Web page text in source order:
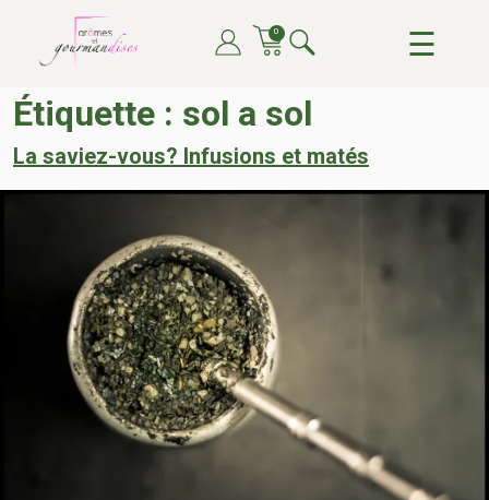
content
ARÔMES ET GOURMANDISES
DU THÉ, DU CAFÉ, DU CHOCOLAT, TOUT POUR LE
PLAISIR DE TOUTES ET TOUS
0 ☰
Étiquette : sol a sol
La saviez-vous? Infusions et matés